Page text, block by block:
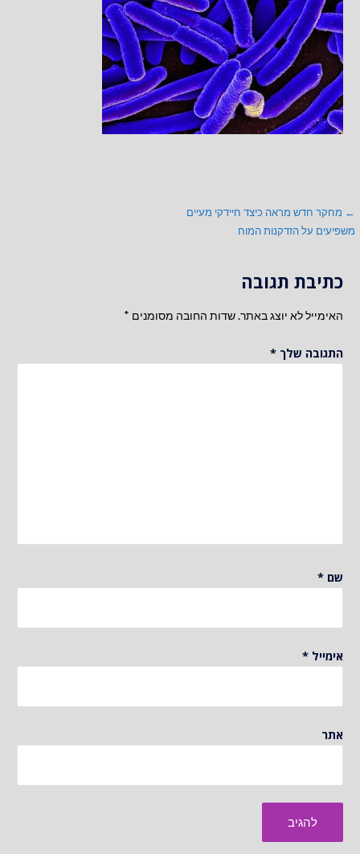
ניווט
← מחקר חדש מראה כיצד חיידקי מעיים
משפיעים על הזדקנות המוח
כתיבת תגובה
האימייל לא יוצג באתר.שדות החובה מסומנים *
התגובה שלך *
שם *
אימייל *
אתר